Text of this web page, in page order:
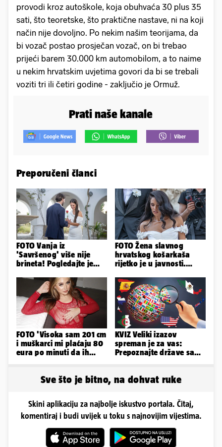
provodi kroz autoškole, koja obuhvaća 30 plus 35
sati, što teoretske, što praktične nastave, ni na koji
način nije dovoljno. Po nekim našim teorijama, da
bi vozač postao prosječan vozač, on bi trebao
prijeći barem 30.000 km automobilom, a to naime
u nekim hrvatskim uvjetima govori da bi se trebali
voziti tri ili četiri godine - zaključio je Ormuž.
Prati naše kanale
Preporučeni članci
FOTO Vanja iz
'Savršenog' više nije
brineta! Pogledajte je
FOTO Žena slavnog
hrvatskog košarkaša
rijetko je u javnosti.
vjenčanje
FOTO 'Visoka sam 201 cm
i muškarci mi plaćaju 80
eura po minuti da ih
KVIZ Veliki izazov
spreman je za vas:
Prepoznajte države samo
Sve što je bitno, na dohvat ruke
Skini aplikaciju za najbolje iskustvo portala. Čitaj,
komentiraj i budi uvijek u toku s najnovijim vijestima.